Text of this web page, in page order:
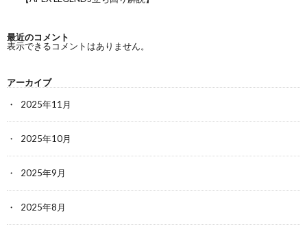
最近のコメント
表示できるコメントはありません。
アーカイブ
2025年11月
2025年10月
2025年9月
2025年8月